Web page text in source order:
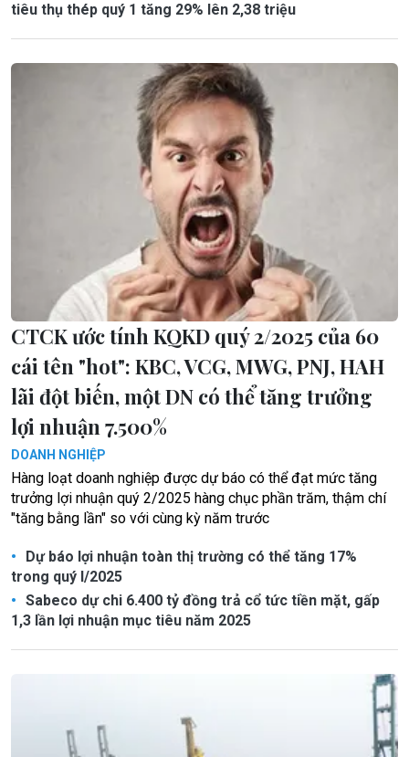
tiêu thụ thép quý 1 tăng 29% lên 2,38 triệu
CTCK ước tính KQKD quý 2/2025 của 60
cái tên "hot": KBC, VCG, MWG, PNJ, HAH
lãi đột biến, một DN có thể tăng trưởng
lợi nhuận 7.500%
DOANH NGHIỆP
Hàng loạt doanh nghiệp được dự báo có thể đạt mức tăng
trưởng lợi nhuận quý 2/2025 hàng chục phần trăm, thậm chí
"tăng bằng lần" so với cùng kỳ năm trước
Dự báo lợi nhuận toàn thị trường có thể tăng 17%
trong quý I/2025
Sabeco dự chi 6.400 tỷ đồng trả cổ tức tiền mặt, gấp
1,3 lần lợi nhuận mục tiêu năm 2025